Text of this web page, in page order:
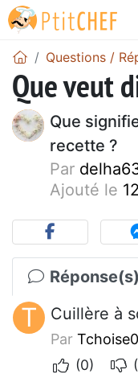
Questions /
Que veut
Que
recette ?
Par
Ajouté le
T Cuillère à
Par
(0)